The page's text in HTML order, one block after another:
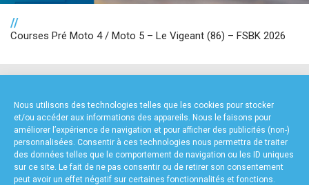
Nous utilisons des technologies telles que les cookies pour stocker
et/ou accéder aux informations des appareils. Nous le faisons pour
améliorer l’expérience de navigation et pour afficher des publicités (non-)
personnalisées. Consentir à ces technologies nous permettra de traiter
des données telles que le comportement de navigation ou les ID uniques
sur ce site. Le fait de ne pas consentir ou de retirer son consentement
peut avoir un effet négatif sur certaines fonctionnalités et fonctions.
//
Courses Pré Moto 4 / Moto 5 – Le Vigeant (86) – FSBK 2026